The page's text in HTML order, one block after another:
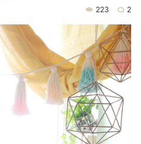
223 2